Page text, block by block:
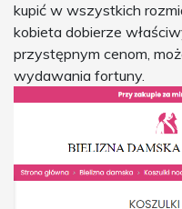
kupić w wszystkich
kobieta dobierze
przystępnym cenom,
wydawania fortuny.